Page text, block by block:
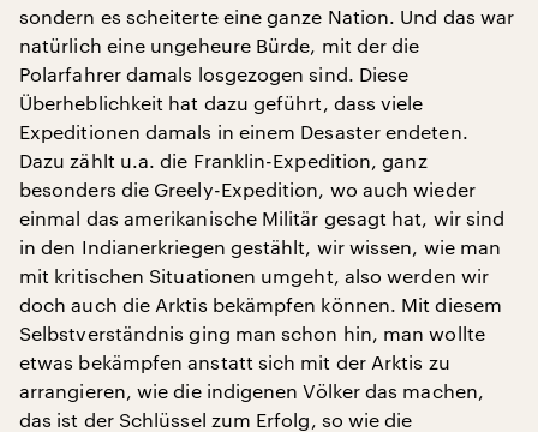
sondern es scheiterte eine ganze Nation. Und das war
natürlich eine ungeheure Bürde, mit der die
Polarfahrer damals losgezogen sind. Diese
Überheblichkeit hat dazu geführt, dass viele
Expeditionen damals in einem Desaster endeten.
Dazu zählt u.a. die Franklin-Expedition, ganz
besonders die Greely-Expedition, wo auch wieder
einmal das amerikanische Militär gesagt hat, wir sind
in den Indianerkriegen gestählt, wir wissen, wie man
mit kritischen Situationen umgeht, also werden wir
doch auch die Arktis bekämpfen können. Mit diesem
Selbstverständnis ging man schon hin, man wollte
etwas bekämpfen anstatt sich mit der Arktis zu
arrangieren, wie die indigenen Völker das machen,
das ist der Schlüssel zum Erfolg, so wie die